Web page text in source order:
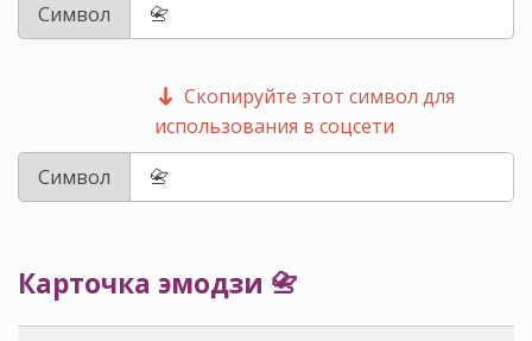
Символ
Скопируйте этот символ для
использования в соцсети
Символ
Карточка эмодзи 📇